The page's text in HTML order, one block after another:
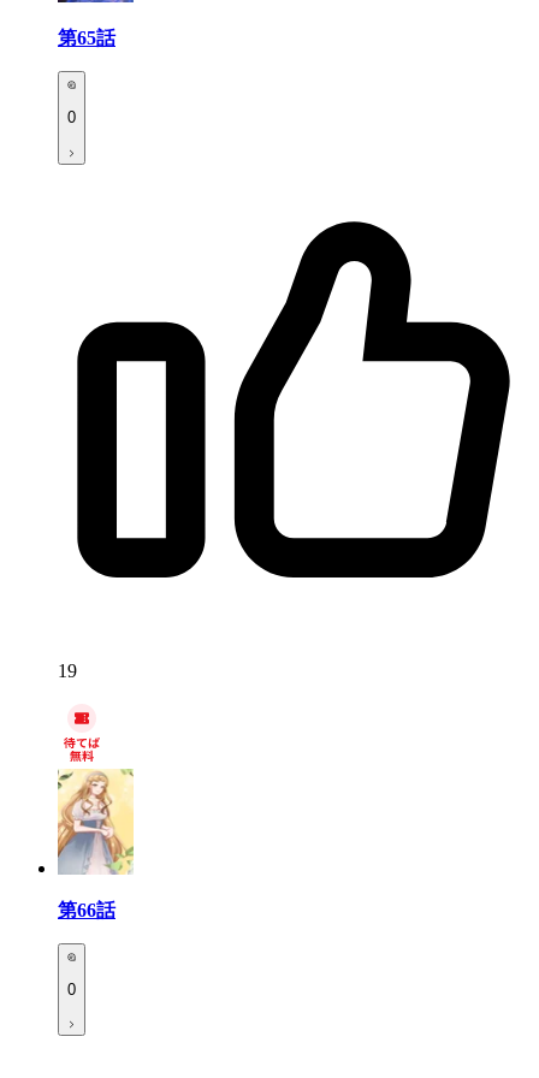
第65話
0
19
第66話
0